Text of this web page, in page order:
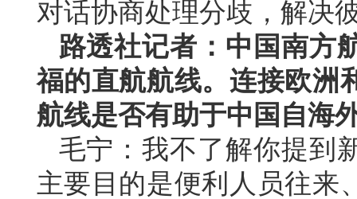
对话协商处理分歧，解决
路透社记者：中国南方
福的直航航线。连接欧洲
航线是否有助于中国自海
毛宁：我不了解你提到
主要目的是便利人员往来